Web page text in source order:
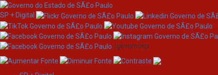
SP + Digital
/governosp